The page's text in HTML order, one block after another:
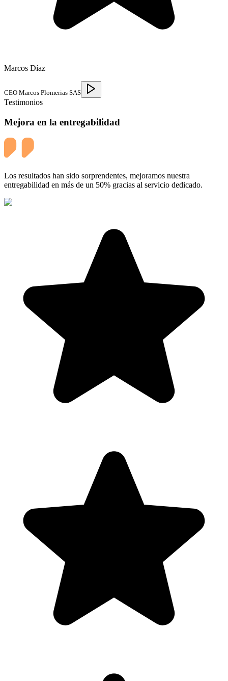
Marcos Díaz
CEO Marcos Plomerias SAS
Testimonios
Mejora en la entregabilidad
Los resultados han sido sorprendentes, mejoramos nuestra
entregabilidad en más de un 50% gracias al servicio dedicado.